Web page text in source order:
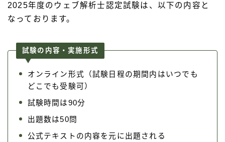
2025年度のウェブ解析士認定試験は、以下の内容と
なっております。
試験の内容・実施形式
オンライン形式（試験日程の期間内はいつでも
どこでも受験可）
試験時間は90分
出題数は50問
公式テキストの内容を元に出題される